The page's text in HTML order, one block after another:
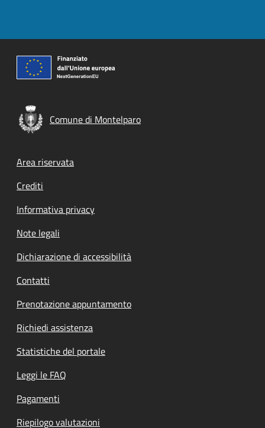
Comune di Montelparo
Footer menu
Area riservata
Crediti
Informativa privacy
Note legali
Dichiarazione di accessibilità
Contatti
Prenotazione appuntamento
Richiedi assistenza
Statistiche del portale
Leggi le FAQ
Pagamenti
Riepilogo valutazioni